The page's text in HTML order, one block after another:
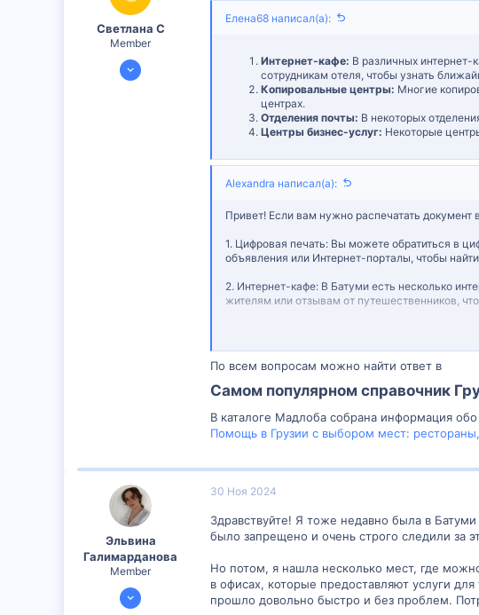
Светлана С
Member
10 Апр 2024
Елена68 написал(а):
Интернет-кафе: В различных интернет-
сотрудникам отеля, чтобы узнать
Копировальные центры: Многие
центрах.
Отделения почты: В некоторых
Центры бизнес-услуг: Некоторые
Alexandra написал(а):
Привет! Если вам нужно распечатать
1. Цифровая печать: Вы можете обратиться в
объявления или Интернет-порталы, чтобы
2. Интернет-кафе: В Батуми есть несколько
жителям или отзывам от путешественников,
3. Отель: Если вы остановились в отеле, вы
4. Печати в копировальном центре: Возможно,
обычно расположены в бизнес-центрах или
Рекомендуется обратиться к любому из
предварительный звонок, чтобы убедиться,
По всем вопросам можно найти ответ в
Самом популярном справочник
В каталоге Мадлоба собрана информация
Помощь в Грузии с выбором мест:
Эльвина
Галимарданова
Member
26 Ноя 2024
30 Ноя 2024
Здравствуйте! Я тоже недавно была в
было запрещено и очень строго следили за
Но потом, я нашла несколько мест, где
в офисах, которые предоставляют услуги
прошло довольно быстро и без проблем.